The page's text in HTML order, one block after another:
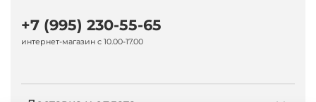
+7 (995) 230-55-65
интернет-магазин с 10.00-17.00